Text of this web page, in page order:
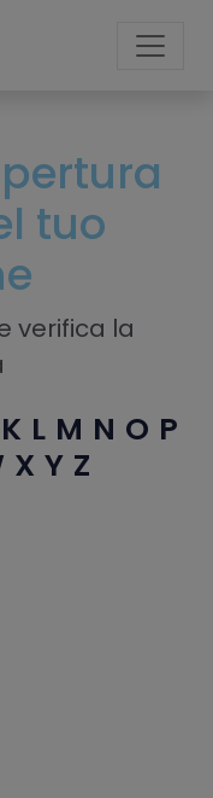
tuo
verifica la
K L M N O P
X Y Z